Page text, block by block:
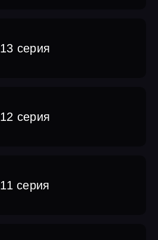
13 серия
12 серия
11 серия